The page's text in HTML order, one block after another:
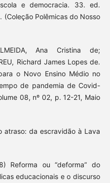
e democracia. 33. ed.
(Coleção Polêmicas do Nosso
Ana Cristina de;
Richard James Lopes de.
o Novo Ensino Médio no
de pandemia de Covid-
08, nº 02, p. 12-21, Maio
atraso: da escravidão à Lava
Reforma ou “deforma” do
educacionais e o discurso